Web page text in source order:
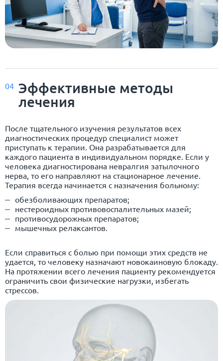
04 Эффективные методы
лечения
После тщательного изучения результатов всех
диагностических процедур специалист может
приступать к терапии. Она разрабатывается для
каждого пациента в индивидуальном порядке. Если у
человека диагностирована невралгия затылочного
нерва, то его направляют на стационарное лечение.
Терапия всегда начинается с назначения больному:
обезболивающих препаратов;
нестероидных противовоспалительных мазей;
противосудорожных препаратов;
мышечных релаксантов.
Если справиться с болью при помощи этих средств не
удается, то человеку назначают новокаиновую блокаду.
На протяжении всего лечения пациенту рекомендуется
ограничить свои физические нагрузки, избегать
стрессов.